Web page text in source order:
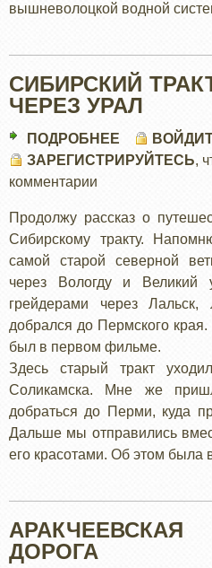
вышневолоцкой водной
СИБИРСКИЙ
ЧЕРЕЗ УРАЛ
ПОДРОБНЕЕ
4:
ПУТИ
ЧЕРЕЗ
УРАЛ
ЗАРЕГИСТРИРУЙТЕСЬ,
комментарии
Продолжу рассказ о
Сибирскому тракту.
самой старой северной
через Вологду и Великий
грейдерами через
добрался до Пермского
был в первом фильме.
Здесь старый тракт
Соликамска. Мне же
добраться до Перми, куда
Дальше мы отправились
его красотами. Об этом была
ДОРОГА